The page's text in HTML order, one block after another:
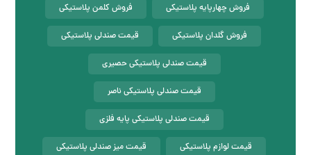
فروش چهارپایه پلاستیکی فروش کلمن پلاستیکی
فروش گلدان پلاستیکی قیمت صندلی پلاستیکی
قیمت صندلی پلاستیکی حصیری
قیمت صندلی پلاستیکی ناصر
قیمت صندلی پلاستیکی پایه فلزی
قیمت لوازم پلاستیکی قیمت میز صندلی پلاستیکی